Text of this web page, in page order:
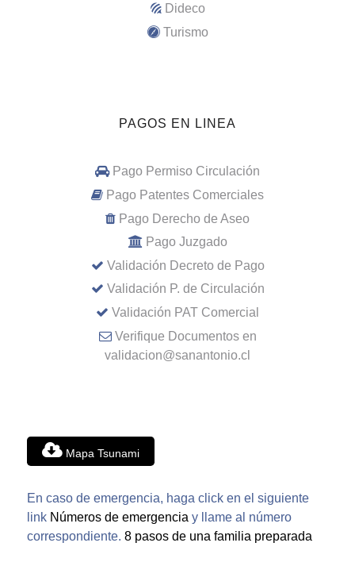
Dideco
Turismo
PAGOS EN LINEA
Pago Permiso Circulación
Pago Patentes Comerciales
Pago Derecho de Aseo
Pago Juzgado
Validación Decreto de Pago
Validación P. de Circulación
Validación PAT Comercial
Verifique Documentos en
validacion@sanantonio.cl
Mapa Tsunami
En caso de emergencia, haga click en el siguiente
link Números de emergencia y llame al número
correspondiente. 8 pasos de una familia preparada